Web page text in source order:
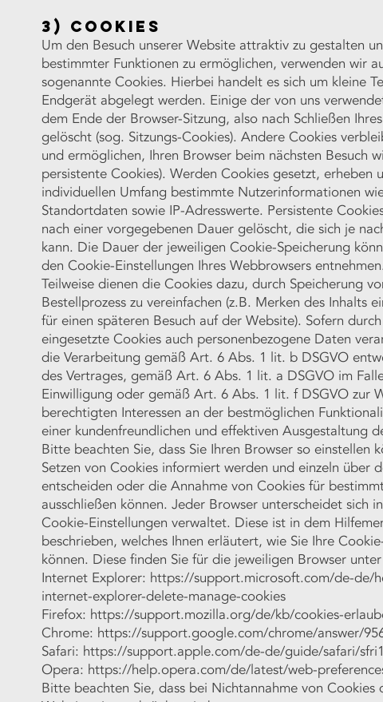
3) Cookies
Um den Besuch unserer Website attraktiv zu gestalten
bestimmter Funktionen zu ermöglichen, verwenden wir
sogenannte Cookies. Hierbei handelt es sich um kleine
Endgerät abgelegt werden. Einige der von uns
dem Ende der Browser-Sitzung, also nach Schließen
gelöscht (sog. Sitzungs-Cookies). Andere Cookies
und ermöglichen, Ihren Browser beim nächsten Besuch
persistente Cookies). Werden Cookies gesetzt, erheben
individuellen Umfang bestimmte Nutzerinformationen
Standortdaten sowie IP-Adresswerte. Persistente
nach einer vorgegebenen Dauer gelöscht, die sich je
kann. Die Dauer der jeweiligen Cookie-Speicherung
den Cookie-Einstellungen Ihres Webbrowsers
Teilweise dienen die Cookies dazu, durch Speicherung
Bestellprozess zu vereinfachen (z.B. Merken des Inhalts
für einen späteren Besuch auf der Website). Sofern
eingesetzte Cookies auch personenbezogene Daten
die Verarbeitung gemäß Art. 6 Abs. 1 lit. b DSGVO
des Vertrages, gemäß Art. 6 Abs. 1 lit. a DSGVO im
Einwilligung oder gemäß Art. 6 Abs. 1 lit. f DSGVO zur
berechtigten Interessen an der bestmöglichen
einer kundenfreundlichen und effektiven Ausgestaltung
Bitte beachten Sie, dass Sie Ihren Browser so einstellen
Setzen von Cookies informiert werden und einzeln über
entscheiden oder die Annahme von Cookies für
ausschließen können. Jeder Browser unterscheidet sich
Cookie-Einstellungen verwaltet. Diese ist in dem
beschrieben, welches Ihnen erläutert, wie Sie Ihre
können. Diese finden Sie für die jeweiligen Browser
Internet Explorer: https://support.microsoft.com/de-de/
internet-explorer-delete-manage-cookies
Firefox: https://support.mozilla.org/de/kb/cookies-
Chrome: https://support.google.com/chrome/answer/
Safari: https://support.apple.com/de-de/guide/safari/
Opera: https://help.opera.com/de/latest/web-
Bitte beachten Sie, dass bei Nichtannahme von